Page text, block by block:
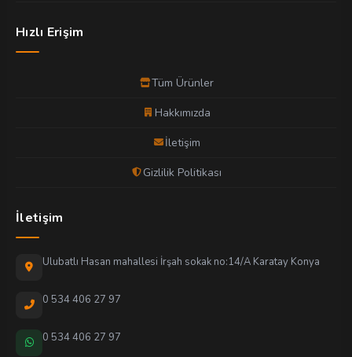
Hızlı Erişim
Tüm Ürünler
Hakkımızda
İletişim
Gizlilik Politikası
İletişim
Ulubatlı Hasan mahallesi İrşah sokak no:14/A Karatay Konya
0 534 406 27 97
0 534 406 27 97